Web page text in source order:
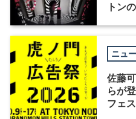
トン
ニュ
佐藤
らが
フェ